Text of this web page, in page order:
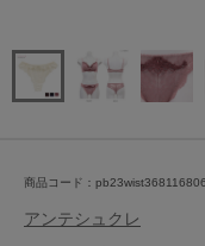
商品コード：pb23wist368116806
アンテシュクレ